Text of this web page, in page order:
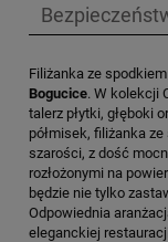
Filiżanka ze
Bogucice. W kolekcji
talerz płytki, głęboki
półmisek, filiżanka
szarości, z dość
rozłożonymi na
będzie nie tylko
Odpowiednia
eleganckiej